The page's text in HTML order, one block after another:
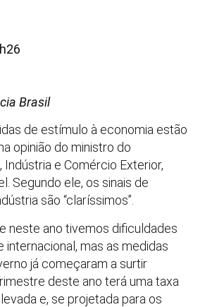
Brasil
de estímulo à economia estão
opinião do ministro do
e Comércio Exterior,
Segundo ele, os sinais de
são “claríssimos”.
neste ano tivemos dificuldades
internacional, mas as medidas
já começaram a surtir
deste ano terá uma taxa
e, se projetada para os